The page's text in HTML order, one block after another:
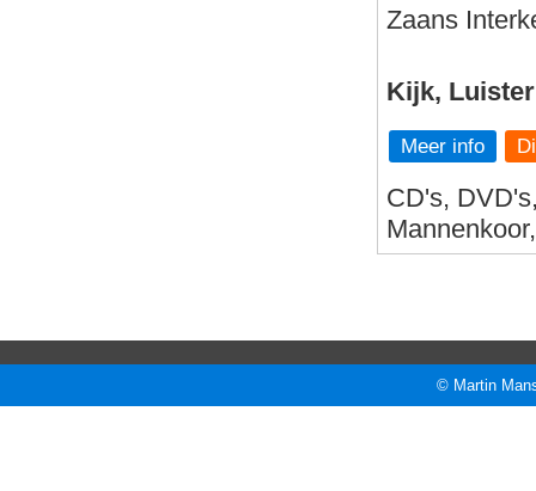
Zaans
Kijk,
Meer info
CD's,
© Martin